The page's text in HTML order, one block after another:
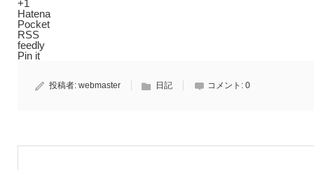
+1
Hatena
Pocket
RSS
feedly
Pin it
投稿者: webmaster 日記 コメント: 0